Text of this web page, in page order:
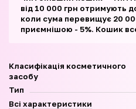
від 10 000 грн отримують
коли сума перевищує 20
приємнішою - 5%. Кошик
Класифікація косметичного
засобу
Тип
Всі характеристики